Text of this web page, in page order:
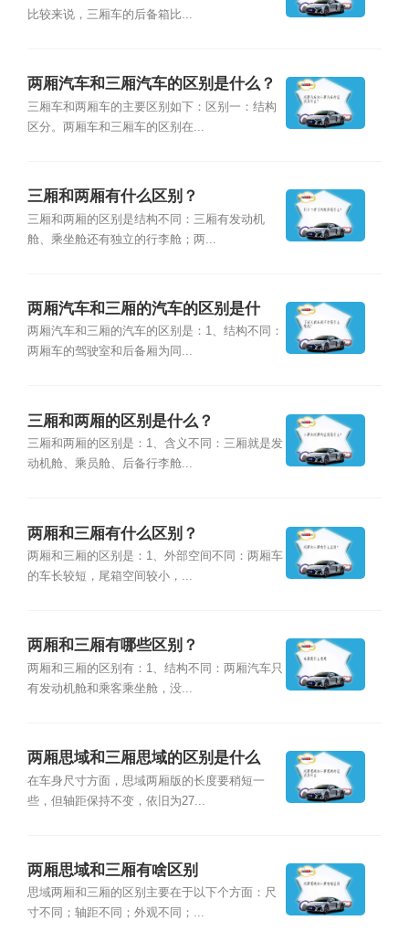
比较来说，三厢车的后备箱比...
两厢汽车和三厢汽车的区别是什么？
三厢车和两厢车的主要区别如下：区别一：结构
区分。两厢车和三厢车的区别在...
三厢和两厢有什么区别？
三厢和两厢的区别是结构不同：三厢有发动机
舱、乘坐舱还有独立的行李舱；两...
两厢汽车和三厢的汽车的区别是什
么？
两厢汽车和三厢的汽车的区别是：1、结构不同：
两厢车的驾驶室和后备厢为同...
三厢和两厢的区别是什么？
三厢和两厢的区别是：1、含义不同：三厢就是发
动机舱、乘员舱、后备行李舱...
两厢和三厢有什么区别？
两厢和三厢的区别是：1、外部空间不同：两厢车
的车长较短，尾箱空间较小，...
两厢和三厢有哪些区别？
两厢和三厢的区别有：1、结构不同：两厢汽车只
有发动机舱和乘客乘坐舱，没...
两厢思域和三厢思域的区别是什么
在车身尺寸方面，思域两厢版的长度要稍短一
些，但轴距保持不变，依旧为27...
两厢思域和三厢有啥区别
思域两厢和三厢的区别主要在于以下个方面：尺
寸不同；轴距不同；外观不同；...